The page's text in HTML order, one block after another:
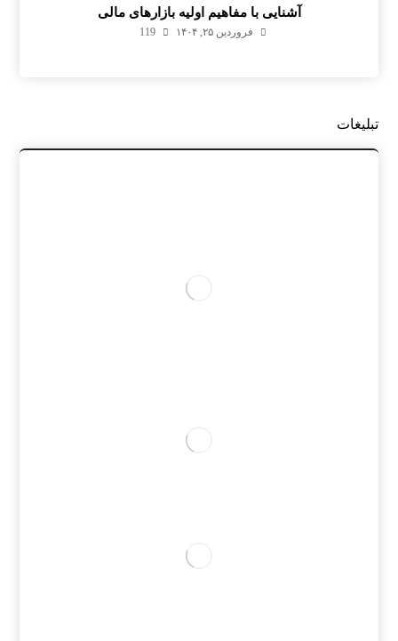
آشنایی با مفاهیم اولیه بازارهای مالی
فروردین ۲۵, ۱۴۰۴ 119
تبلیغات